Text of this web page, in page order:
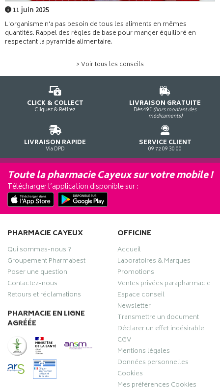
11 juin 2025
L'organisme n'a pas besoin de tous les aliments en mêmes
quantités. Rappel des règles de base pour manger équilibré en
respectant la pyramide alimentaire.
> Voir tous les conseils
CLICK & COLLECT
Cliquez & Retirez
LIVRAISON GRATUITE
Dès 49€ (hors montant des
médicaments)
LIVRAISON RAPIDE
Via DPD
SERVICE CLIENT
09 72 09 30 00
Toute la pharmacie Cayeux sur votre mobile !
Télécharger l’application disponible sur :
PHARMACIE CAYEUX
Qui sommes-nous ?
Groupement Pharmabest
Poser une question
Contactez-nous
Retours et réclamations
PHARMACIE EN LIGNE
AGRÉÉE
OFFICINE
Accueil
Laboratoires & Marques
Promotions
Ventes privées parapharmacie
Espace conseil
Newsletter
Transmettre un document
Déclarer un effet indésirable
CGV
Mentions légales
Données personnelles
Cookies
Mes préférences Cookies